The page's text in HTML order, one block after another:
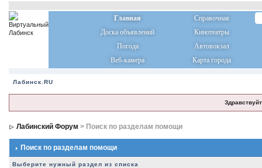
Главная
Справочная
Доска объявлений
Кинотеатры
Погода
Автовокзал
Веб-камера
Карта города
Лабинск.RU
Лабинский Форум > Поиск по разделам помощи
Поиск по разделам помощи
Выберите нужный раздел из списка